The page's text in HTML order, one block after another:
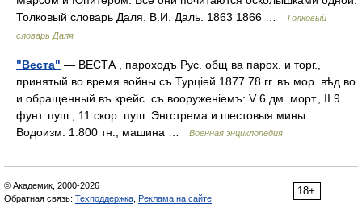
Толковый словарь Даля. В.И. Даль. 1863 1866 …
Толковый
словарь Даля
"Веста" — ВЕСТА , пароходъ Рус. общ ва парох. и торг.,
принятый во время войны съ Турціей 1877 78 гг. въ мор. вѣд во
и обращенный въ крейс. съ вооруженіемъ: V 6 дм. морт., II 9
фунт. пуш., 11 скор. пуш. Энгстрема и шестовыя мины.
Водоизм. 1.800 тн., машина …
Военная энциклопедия
18+
© Академик, 2000-2026
Обратная связь: Техподдержка Реклама на сайте